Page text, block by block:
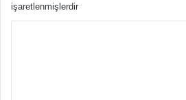
işaretlenmişlerdir